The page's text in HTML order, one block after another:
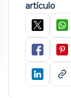
artículo